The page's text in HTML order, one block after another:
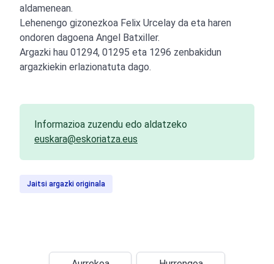
aldamenean.
Lehenengo gizonezkoa Felix Urcelay da eta haren
ondoren dagoena Angel Batxiller.
Argazki hau 01294, 01295 eta 1296 zenbakidun
argazkiekin erlazionatuta dago.
Informazioa zuzendu edo aldatzeko
euskara@eskoriatza.eus
Jaitsi argazki originala